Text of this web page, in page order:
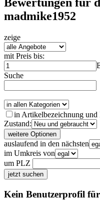
madmike1952
zeige
mit Preis bis:
Suche
in Artikelbezeichnung und
Zustand:
weitere Optionen
auslaufend in den nächsten
im Umkreis von
um PLZ
jetzt suchen
Kein Benutzerprofil